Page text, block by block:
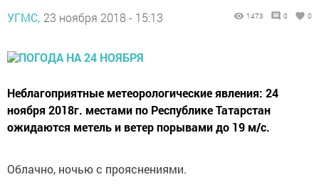
УГМС, 23 ноября 2018 - 15:13 1473 0 0
Неблагоприятные метеорологические явления: 24
ноября 2018г. местами по Республике Татарстан
ожидаются метель и ветер порывами до 19 м/с.
Облачно, ночью с прояснениями.